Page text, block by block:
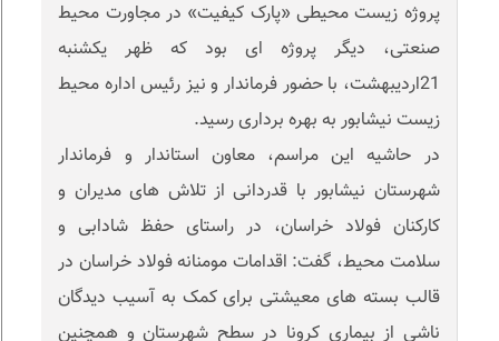
پروژه زیست محیطی «پارک کیفیت» در مجاورت محیط
صنعتی، دیگر پروژه ای بود که ظهر یکشنبه
21اردیبهشت، با حضور فرماندار و نیز رئیس اداره محیط
زیست نیشابور به بهره برداری رسید.
در حاشیه این مراسم، معاون استاندار و فرماندار
شهرستان نیشابور با قدردانی از تلاش های مدیران و
کارکنان فولاد خراسان، در راستای حفظ شادابی و
سلامت محیط، گفت: اقدامات مومنانه فولاد خراسان در
قالب بسته های معیشتی برای کمک به آسیب دیدگان
ناشی از بیماری کرونا در سطح شهرستان و همچنین